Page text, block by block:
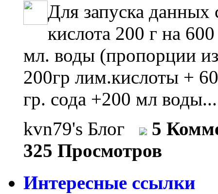
Для запуска
кислота 200 г на
мл. воды (пропорции
200гр лим.кислоты +
гр. сода +200 мл
kvn79's Блог
5
325 Просмотров
Интересные ссылки